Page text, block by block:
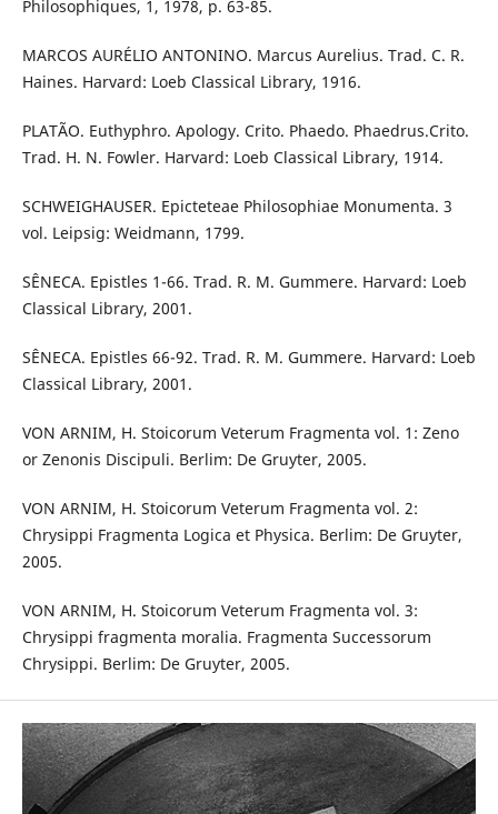
Philosophiques, 1, 1978, p. 63-85.
MARCOS AURÉLIO ANTONINO. Marcus Aurelius. Trad. C. R.
Haines. Harvard: Loeb Classical Library, 1916.
PLATÃO. Euthyphro. Apology. Crito. Phaedo. Phaedrus.Crito.
Trad. H. N. Fowler. Harvard: Loeb Classical Library, 1914.
SCHWEIGHAUSER. Epicteteae Philosophiae Monumenta. 3
vol. Leipsig: Weidmann, 1799.
SÊNECA. Epistles 1-66. Trad. R. M. Gummere. Harvard: Loeb
Classical Library, 2001.
SÊNECA. Epistles 66-92. Trad. R. M. Gummere. Harvard: Loeb
Classical Library, 2001.
VON ARNIM, H. Stoicorum Veterum Fragmenta vol. 1: Zeno
or Zenonis Discipuli. Berlim: De Gruyter, 2005.
VON ARNIM, H. Stoicorum Veterum Fragmenta vol. 2:
Chrysippi Fragmenta Logica et Physica. Berlim: De Gruyter,
2005.
VON ARNIM, H. Stoicorum Veterum Fragmenta vol. 3:
Chrysippi fragmenta moralia. Fragmenta Successorum
Chrysippi. Berlim: De Gruyter, 2005.